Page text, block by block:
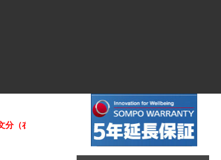
商品）は即日発送が可能 。 ★★営業日カレンダー確